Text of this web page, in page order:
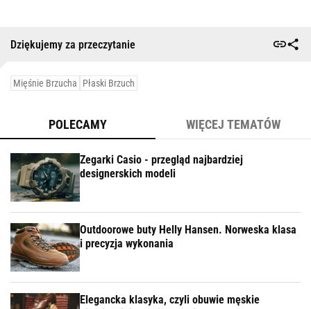
Dziękujemy za przeczytanie
Mięśnie Brzucha Płaski Brzuch
POLECAMY WIĘCEJ TEMATÓW
Zegarki Casio - przegląd najbardziej
designerskich modeli
Outdoorowe buty Helly Hansen. Norweska klasa
i precyzja wykonania
Elegancka klasyka, czyli obuwie męskie